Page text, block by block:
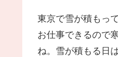
東京で雪が積もっ
お仕事できるので
ね。雪が積もる日